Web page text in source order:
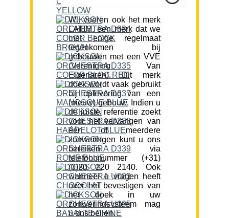
Wij voeren ook het merk
LATIM, een merk dat we
met enige regelmaat
tegenkomen bij
gebouwen met een VVE
(Vereniging Van
Eigenaren). Dit merk
doek wordt vaak gebruikt
bij oplevering van een
(nieuw) gebouw. Indien u
de juiste referentie zoekt
voor het vervangen van
één of meerdere
zonweringen kunt u ons
bereiken via
telefoonnummer (+31)
(0)20 220 2140. Ook
wanneer u vragen heeft
over het bevestigen van
het doek in uw
zonweringsysteem mag
u ons bellen.